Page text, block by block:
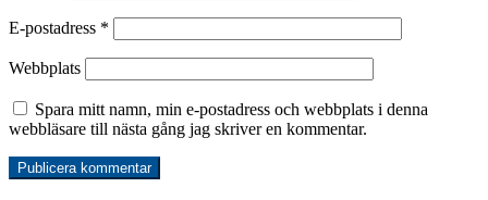
E-postadress *
Webbplats
Spara mitt namn, min e-postadress och webbplats i denna
webbläsare till nästa gång jag skriver en kommentar.